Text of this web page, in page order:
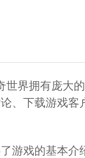
世界拥有庞大
、下载游戏客
游戏的基本介